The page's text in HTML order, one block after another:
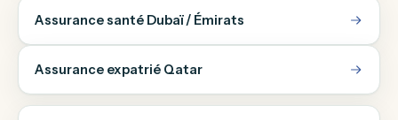
Assurance santé Dubaï / Émirats
Assurance expatrié Qatar